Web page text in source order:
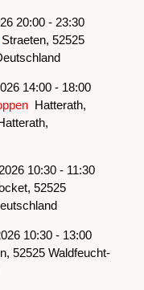
20:00 - 23:30
Straeten, 52525
14:00 - 18:00
Hatterath,
10:30 - 11:30
52525
10:30 - 13:00
52525 Waldfeucht-